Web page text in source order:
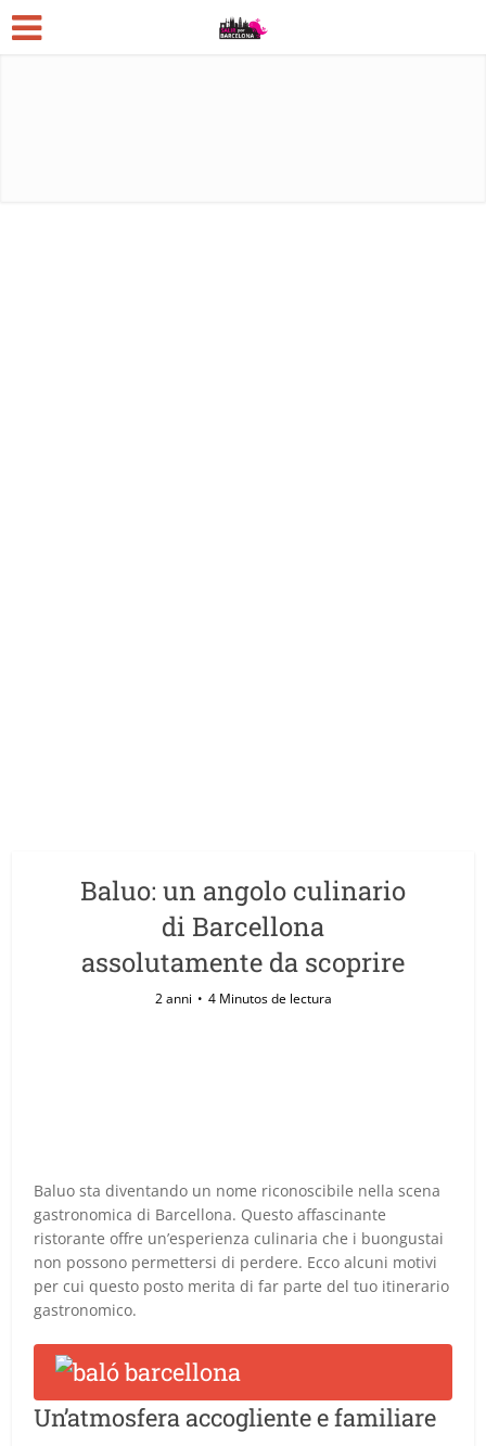
Baluo: un angolo culinario
di Barcellona
assolutamente da scoprire
2 anni 4 Minutos de lectura
Baluo sta diventando un nome riconoscibile nella scena
gastronomica di Barcellona. Questo affascinante
ristorante offre un’esperienza culinaria che i buongustai
non possono permettersi di perdere. Ecco alcuni motivi
per cui questo posto merita di far parte del tuo itinerario
gastronomico.
Un’atmosfera accogliente e familiare